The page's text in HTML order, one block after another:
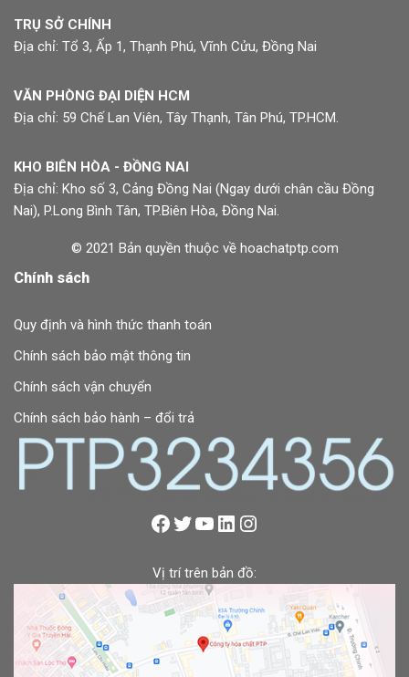
TRỤ SỞ CHÍNH
Địa chỉ: Tổ 3, Ấp 1, Thạnh Phú, Vĩnh Cửu, Đồng Nai
VĂN PHÒNG ĐẠI DIỆN HCM
Địa chỉ: 59 Chế Lan Viên, Tây Thạnh, Tân Phú, TP.HCM.
KHO BIÊN HÒA - ĐỒNG NAI
Địa chỉ: Kho số 3, Cảng Đồng Nai (Ngay dưới chân cầu Đồng
Nai), P.Long Bình Tân, TP.Biên Hòa, Đồng Nai.
© 2021 Bản quyền thuộc về hoachatptp.com
Chính sách
Quy định và hình thức thanh toán
Chính sách bảo mật thông tin
Chính sách vận chuyển
Chính sách bảo hành – đổi trả
Vị trí trên bản đồ: